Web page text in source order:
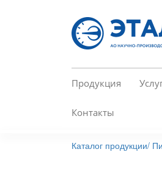
Продукция
Контакты
Каталог продукции/